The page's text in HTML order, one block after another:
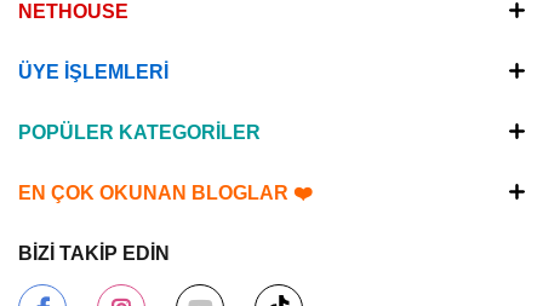
NETHOUSE
ÜYE İŞLEMLERİ
POPÜLER KATEGORİLER
EN ÇOK OKUNAN BLOGLAR ❤️
BİZİ TAKİP EDİN